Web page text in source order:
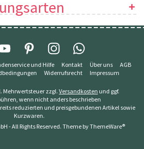
und Hilfe Kontakt Über uns
AGB
Widerrufsrecht Impressum
Mehrwertsteuer zzgl. Versandkosten und ggf.
wenn nicht anders beschrieben
reduzierten und preisgebundenen Artikel sowie
Kurzwaren.
- All Rights Reserved. Theme byThemeWare®